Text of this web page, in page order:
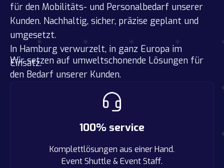
für den Mobilitäts- und Personalbedarf unserer
Kunden. Nachhaltig, sicher, präzise geplant und
umgesetzt.
In Hamburg verwurzelt, in ganz Europa im
Einsatz.
Wir setzen auf umweltschonende Lösungen für
den Bedarf unserer Kunden.
100% service
Komplettlösungen aus einer Hand.
Event Shuttle & Event Staff.